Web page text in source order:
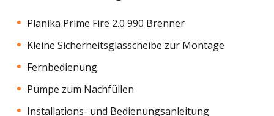
Planika Prime Fire 2.0 990 Brenner
Kleine Sicherheitsglasscheibe zur Montage
Fernbedienung
Pumpe zum Nachfüllen
Installations- und Bedienungsanleitung